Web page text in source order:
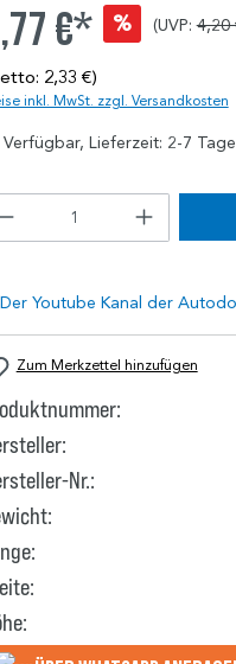
€* % (UVP:4,20
2,33 €)
inkl. MwSt. zzgl. Versandkosten
Verfügbar, Lieferzeit: 2-7 Tage
Zum Merkzettel hinzufügen
Nr.: